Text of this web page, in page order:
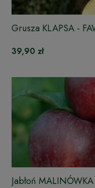
Grusza KLAPSA -
39,90 zł
Jabłoń